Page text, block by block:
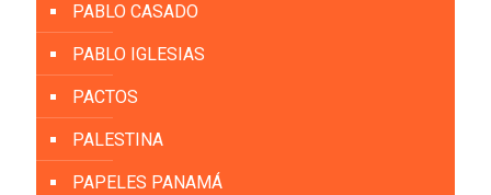
PABLO CASADO
PABLO IGLESIAS
PACTOS
PALESTINA
PAPELES PANAMÁ